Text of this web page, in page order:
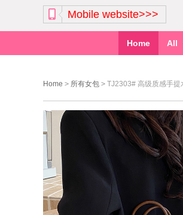
Mobile website>>>
Home All
Home > 所有女包 > TJ2303# 高级质感手